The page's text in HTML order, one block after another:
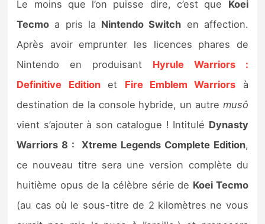
Tests de jeux
Tests d’accessoires
Autres tests
Previews
Précommandes
Précommandes jeux Switch 2
Sorties de jeux
Le moins que l’on puisse dire, c’est que Koei
Tecmo a pris la Nintendo Switch en affection.
Après avoir emprunter les licences phares de
Nintendo en produisant Hyrule Warriors :
Definitive Editionet Fire Emblem Warriors à
destination de la console hybride, un autre musô
vient s’ajouter à son catalogue ! Intitulé Dynasty
Warriors 8 : Xtreme Legends Complete Edition,
ce nouveau titre sera une version complète du
huitième opus de la célèbre série de Koei Tecmo
(au cas où le sous-titre de 2 kilomètres ne vous